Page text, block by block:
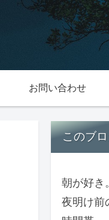
お問い合わせ
このブ
朝が好き。
夜明け前